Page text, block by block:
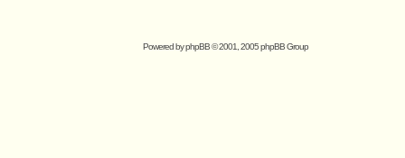
Powered byphpBB© 2001, 2005 phpBB Group